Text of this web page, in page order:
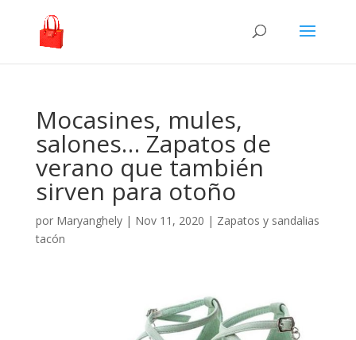
Mocasines, mules,
salones… Zapatos de
verano que también
sirven para otoño
por Maryanghely| Nov 11, 2020 | Zapatos y sandalias
tacón